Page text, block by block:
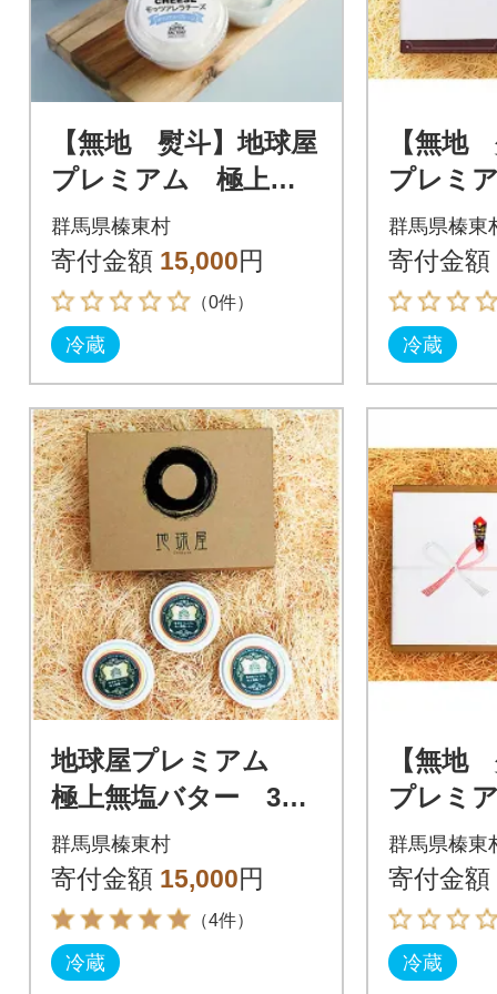
【無地 熨斗】地球屋
プレミアム 極上バ
ターとチーズの4個セ
ット
群馬県榛東村
寄付金額 15,000円
（0件）
冷蔵
【無地
プレミ
酵バタ
ターセ
群馬県榛東
寄付金額
冷蔵
地球屋プレミアム
極上無塩バター 3個
セット
群馬県榛東村
寄付金額 15,000円
（4件）
冷蔵
【無地
プレミ
塩バタ
群馬県榛東
寄付金額
冷蔵